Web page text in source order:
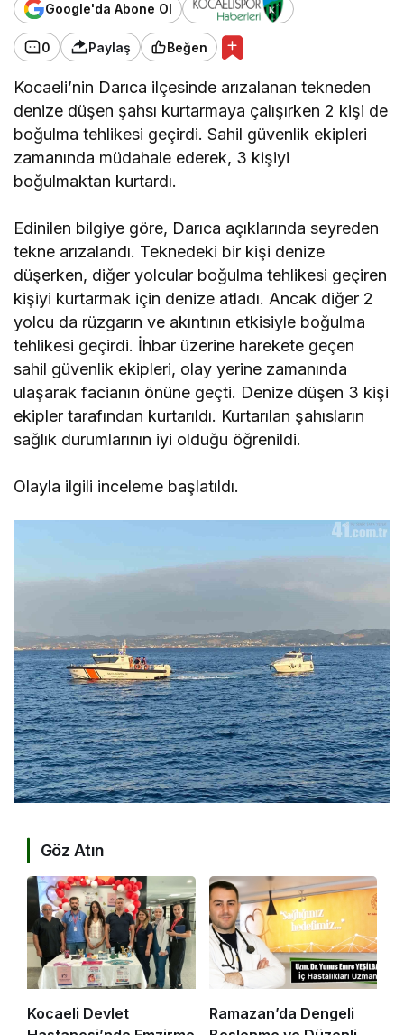
Google'da Abone Ol
0 Paylaş Beğen
Kocaeli’nin Darıca ilçesinde arızalanan tekneden
denize düşen şahsı kurtarmaya çalışırken 2 kişi de
boğulma tehlikesi geçirdi. Sahil güvenlik ekipleri
zamanında müdahale ederek, 3 kişiyi
boğulmaktan kurtardı.
Edinilen bilgiye göre, Darıca açıklarında seyreden
tekne arızalandı. Teknedeki bir kişi denize
düşerken, diğer yolcular boğulma tehlikesi geçiren
kişiyi kurtarmak için denize atladı. Ancak diğer 2
yolcu da rüzgarın ve akıntının etkisiyle boğulma
tehlikesi geçirdi. İhbar üzerine harekete geçen
sahil güvenlik ekipleri, olay yerine zamanında
ulaşarak facianın önüne geçti. Denize düşen 3 kişi
ekipler tarafından kurtarıldı. Kurtarılan şahısların
sağlık durumlarının iyi olduğu öğrenildi.
Olayla ilgili inceleme başlatıldı.
Göz Atın
Kocaeli Devlet
Ramazan’da Dengeli